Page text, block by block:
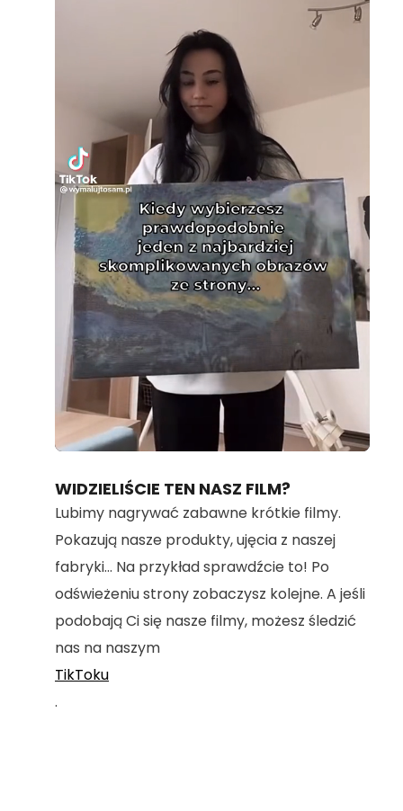
Unmute Loaded
100.00%
WIDZIELIŚCIE TEN NASZ FILM?
Lubimy nagrywać zabawne krótkie filmy.
Pokazują nasze produkty, ujęcia z naszej
fabryki... Na przykład sprawdźcie to! Po
odświeżeniu strony zobaczysz kolejne. A jeśli
podobają Ci się nasze filmy, możesz śledzić
nas na naszym
TikToku
.